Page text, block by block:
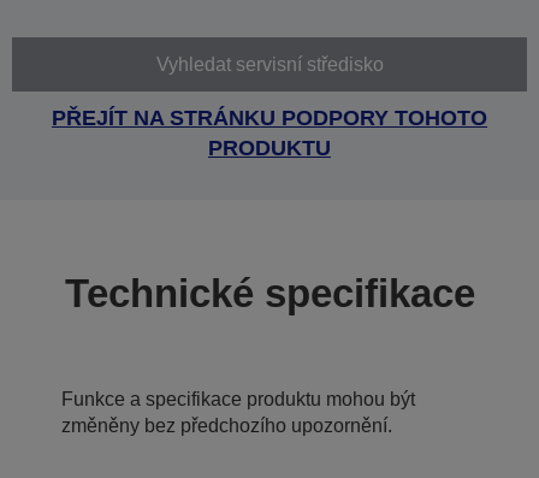
Vyhledat servisní středisko
PŘEJÍT NA STRÁNKU PODPORY TOHOTO
PRODUKTU
Technické specifikace
Funkce a specifikace produktu mohou být
změněny bez předchozího upozornění.